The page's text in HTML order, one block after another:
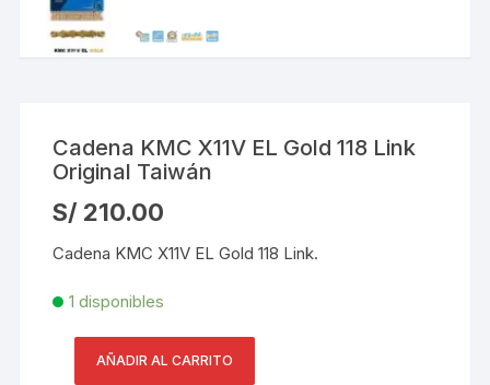
Cadena KMC X11V EL Gold 118 Link
Original Taiwán
S/ 210.00
Cadena KMC X11V EL Gold 118 Link.
1 disponibles
AÑADIR AL CARRITO